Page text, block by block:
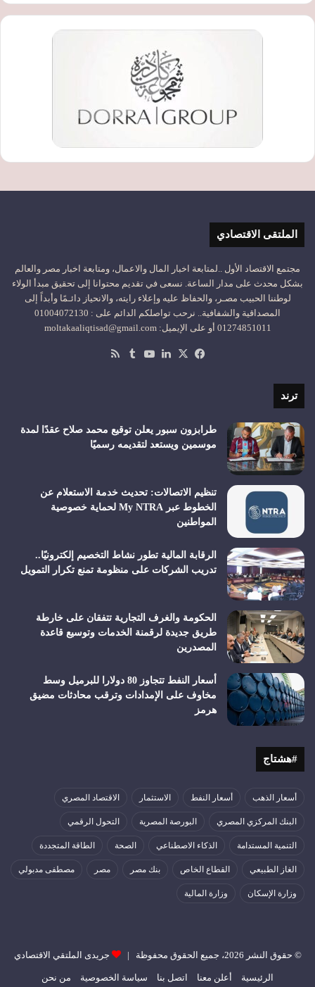
الملتقى الاقتصادي
مجتمع الاقتصاد الأول ..لمتابعة اخبار المال والاعمال، ومتابعة اخبار مصر والعالم
بشكل محدث على مدار الساعة. نسعى في تقديم محتوانا إلى تحقيق مبدأ الولاء
لوطننا الحبيب مصـر، والحفاظ عليه وإعلاء رايته، والانحياز دائـمًا وأبداً إلى
المصداقية والشفافية.. نرحب تواصلكم الدائم على : 01004072130
01274851011 أو على الإيميل: moltakaaliqtisad@gmail.com
فيسبوك
‫X لينكدإن‫YouTube
ترند
طرابزون سبور يعلن توقيع محمد صلاح عقدًا لمدة
موسمين ويستعد لتقديمه رسميًا
تنظيم الاتصالات: تحديث خدمة الاستعلام عن
الخطوط عبر My NTRA لحماية خصوصية
المواطنين
الرقابة المالية تطور نشاط التخصيم إلكترونيًا..
تدريب الشركات على منظومة تمنع تكرار التمويل
الحكومة والغرف التجارية تتفقان على خارطة
طريق جديدة لرقمنة الخدمات وتوسيع قاعدة
المصدرين
أسعار النفط تتجاوز 80 دولارا للبرميل وسط
مخاوف على الإمدادات وترقب محادثات مضيق
هرمز
#هشتاج
أسعار الذهب أسعار النفط الاستثمار الاقتصاد المصري
البنك المركزي المصري البورصة المصرية التحول الرقمي
التنمية المستدامة الذكاء الاصطناعي الصحة الطاقة المتجددة
الغاز الطبيعي القطاع الخاص بنك مصر مصر مصطفى مدبولي
وزارة الإسكان وزارة المالية
© حقوق النشر 2026، جميع الحقوق محفوظة | جريدى الملتقي الاقتصادي
الرئيسية أعلن معنا اتصل بنا سياسة الخصوصية من نحن